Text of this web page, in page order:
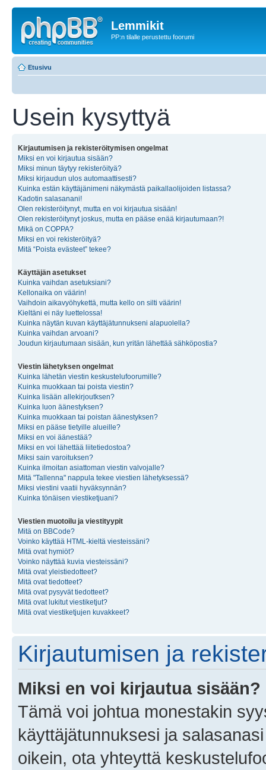
Lemmikit
PP:n tilalle perustettu foorumi
Etusivu
Usein kysyttyä
Kirjautumisen ja rekisteröitymisen ongelmat
Miksi en voi kirjautua sisään?
Miksi minun täytyy rekisteröityä?
Miksi kirjaudun ulos automaattisesti?
Kuinka estän käyttäjänimeni näkymästä paikallaolijoiden listassa?
Kadotin salasanani!
Olen rekisteröitynyt, mutta en voi kirjautua sisään!
Olen rekisteröitynyt joskus, mutta en pääse enää kirjautumaan?!
Mikä on COPPA?
Miksi en voi rekisteröityä?
Mitä “Poista evästeet” tekee?
Käyttäjän asetukset
Kuinka vaihdan asetuksiani?
Kellonaika on väärin!
Vaihdoin aikavyöhykettä, mutta kello on silti väärin!
Kieltäni ei näy luettelossa!
Kuinka näytän kuvan käyttäjätunnukseni alapuolella?
Kuinka vaihdan arvoani?
Joudun kirjautumaan sisään, kun yritän lähettää sähköpostia?
Viestin lähetyksen ongelmat
Kuinka lähetän viestin keskustelufoorumille?
Kuinka muokkaan tai poista viestin?
Kuinka lisään allekirjoutksen?
Kuinka luon äänestyksen?
Kuinka muokkaan tai poistan äänestyksen?
Miksi en pääse tietyille alueille?
Miksi en voi äänestää?
Miksi en voi lähettää liitetiedostoa?
Miksi sain varoituksen?
Kuinka ilmoitan asiattoman viestin valvojalle?
Mitä "Tallenna" nappula tekee viestien lähetyksessä?
Miksi viestini vaatii hyväksynnän?
Kuinka tönäisen viestiketjuani?
Viestien muotoilu ja viestityypit
Mitä on BBCode?
Voinko käyttää HTML-kieltä viesteissäni?
Mitä ovat hymiöt?
Voinko näyttää kuvia viesteissäni?
Mitä ovat yleistiedotteet?
Mitä ovat tiedotteet?
Mitä ovat pysyvät tiedotteet?
Mitä ovat lukitut viestiketjut?
Mitä ovat viestiketjujen kuvakkeet?
Kirjautumisen ja
Miksi en voi kirjautua sisään?
Tämä voi johtua monestakin
käyttäjätunnuksesi ja
oikein, ota yhteyttä